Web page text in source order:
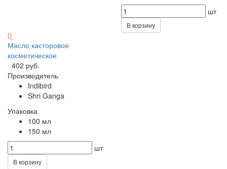
шт
В корзину
Масло касторовое
косметическое
402 руб.
Производитель
Indibird
Shri Ganga
Упаковка
100 мл
150 мл
шт
В корзину